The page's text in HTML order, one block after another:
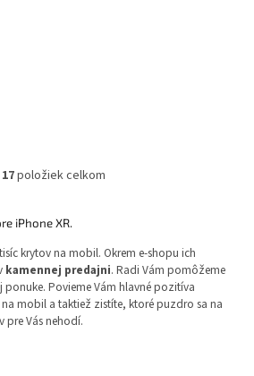
O
l
á
d
a
c
i
e
17položiek celkom
iPhone XR.
krytov na mobil. Okrem e-shopu ich
kamennej predajni. Radi Vám pomôžeme
ponuke. Povieme Vám hlavné pozitíva
mobil a taktiež zistíte, ktoré puzdro sa na
pre Vás nehodí.